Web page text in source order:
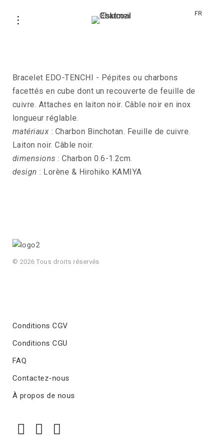
FR
Bracelet EDO-TENCHI - Pépites ou charbons
facettés en cube dont un recouverte de feuille de
cuivre. Attaches en laiton noir. Câble noir en inox
longueur réglable.
matériaux : Charbon Binchotan. Feuille de cuivre.
Laiton noir. Câble noir.
dimensions : Charbon 0.6-1.2cm.
design : Lorène & Hirohiko KAMIYA
© 2026 Tous droits réservés
Conditions CGV
Conditions CGU
FAQ
Contactez-nous
À propos de nous